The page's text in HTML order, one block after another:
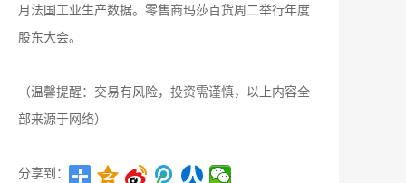
月法国工业生产数据。零售商玛莎百货周二举行年度
股东大会。
（温馨提醒：交易有风险，投资需谨慎，以上内容全
部来源于网络）
分享到：